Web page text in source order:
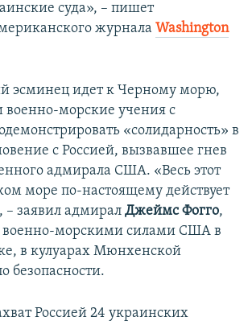
суда», – пишет
журнала Washington
эсминец идет к Черному морю,
военно-морские учения с
«солидарность» в
с Россией, вызвавшее гнев
адмирала США. «Весь этот
море по-настоящему действует
заявил адмирал Джеймс Фогго,
морскими силами США в
в кулуарах Мюнхенской
безопасности.
Россией 24 украинских